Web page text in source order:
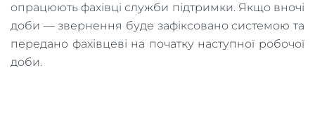
опрацюють фахівці служби підтримки. Якщо вночі
доби — звернення буде зафіксовано системою та
передано фахівцеві на початку наступної робочої
доби.